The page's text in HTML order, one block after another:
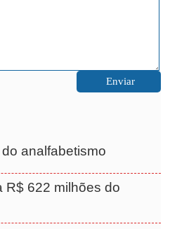
analfabetismo
R$ 622 milhões do